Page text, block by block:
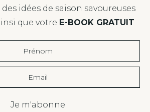
idées de saison savoureuses
que votre E-BOOK GRATUIT
Je m'abonne